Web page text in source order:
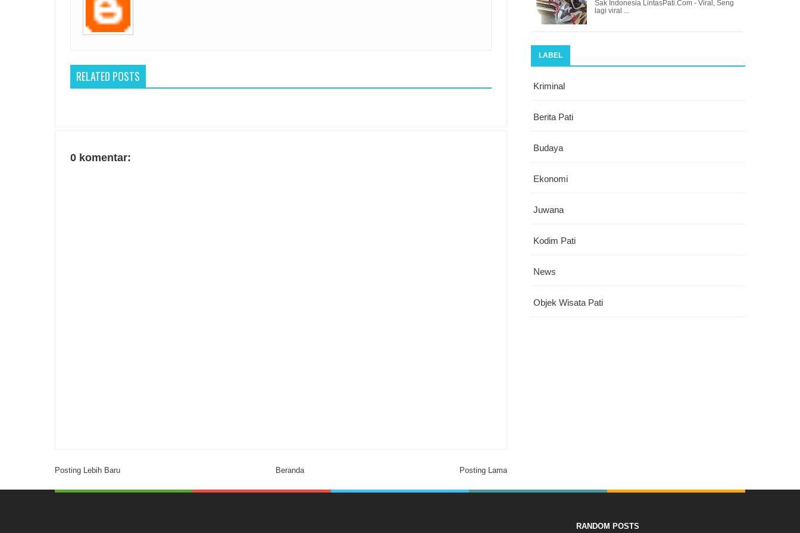
RELATED POSTS
0 komentar:
Posting Lebih Baru Posting Lama
Beranda
Sak Indonesia LintasPati.Com - Viral, Seng
lagi viral ...
LABEL
Kriminal
Berita Pati
Budaya
Ekonomi
Juwana
Kodim Pati
News
Objek Wisata Pati
RANDOM POSTS